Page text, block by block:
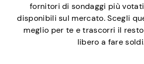
fornitori di sondaggi più
disponibili sul mercato. Scegli
meglio per te e trascorri il
libero a fare